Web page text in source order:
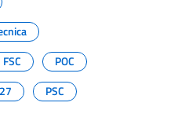
FSC
POC
PSC